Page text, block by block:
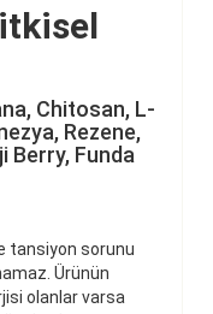
Chitosan, L-
Rezene,
Berry, Funda
tansiyon sorunu
Ürünün
olanlar varsa